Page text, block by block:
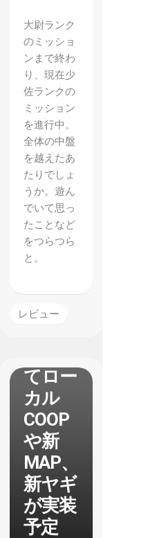
大尉ランク
のミッショ
ンまで終わ
り、現在少
佐ランクの
ミッション
を進行中。
全体の中盤
を越えたあ
たりでしょ
うか。遊ん
でいて思っ
たことなど
をつらつら
と。
レビュー
【Goat
Simula
tor】
ヤギは
1頭じ
ゃな
い パ
てロー
カル
COOP
や新
MAP、
新ヤギ
が実装
予定